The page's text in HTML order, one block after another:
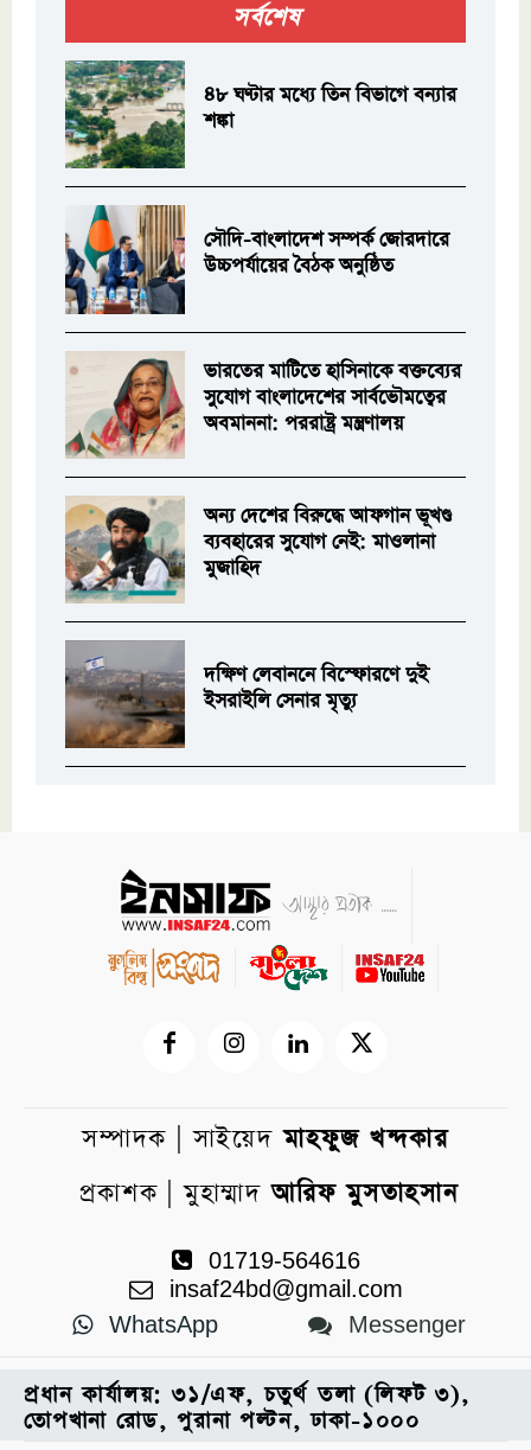
সর্বশেষ
৪৮ ঘণ্টার মধ্যে তিন বিভাগে বন্যার
শঙ্কা
সৌদি-বাংলাদেশ সম্পর্ক জোরদারে
উচ্চপর্যায়ের বৈঠক অনুষ্ঠিত
ভারতের মাটিতে হাসিনাকে বক্তব্যের
সুযোগ বাংলাদেশের সার্বভৌমত্বের
অবমাননা: পররাষ্ট্র মন্ত্রণালয়
অন্য দেশের বিরুদ্ধে আফগান ভূখণ্ড
ব্যবহারের সুযোগ নেই: মাওলানা
মুজাহিদ
দক্ষিণ লেবাননে বিস্ফোরণে দুই
ইসরাইলি সেনার মৃত্যু
সম্পাদক | সাইয়েদমাহফুজ খন্দকার
প্রকাশক | মুহাম্মাদআরিফ মুসতাহসান
01719-564616
insaf24bd@gmail.com
WhatsApp
Messenger
প্রধান কার্যালয়: ৩১/এফ, চতুর্থ তলা (লিফট ৩),
তোপখানা রোড, পুরানা পল্টন, ঢাকা-১০০০